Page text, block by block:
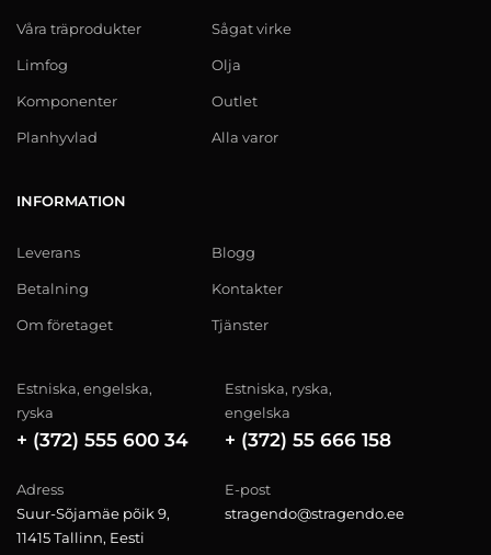
Våra träprodukter
Limfog
Komponenter
Planhyvlad
Sågat virke
Olja
Outlet
Alla varor
INFORMATION
Leverans
Betalning
Om företaget
Blogg
Kontakter
Tjänster
Estniska, engelska,
ryska
+ (372) 555 600 34
Estniska, ryska,
engelska
+ (372) 55 666 158
Adress
Suur-Sõjamäe põik 9,
11415 Tallinn, Eesti
E-post
stragendo@stragendo.ee